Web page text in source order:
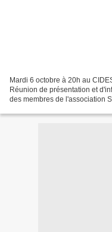
Mardi 6 octobre à 20h au
Réunion de présentation et
des membres de l'association